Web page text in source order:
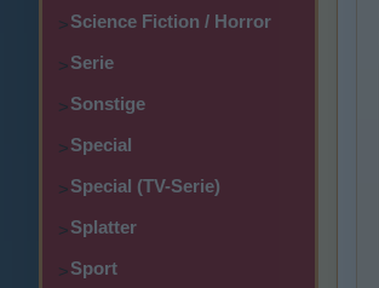
>Science Fiction / Horror
>Serie
>Sonstige
>Special
>Special (TV-Serie)
>Splatter
>Sport